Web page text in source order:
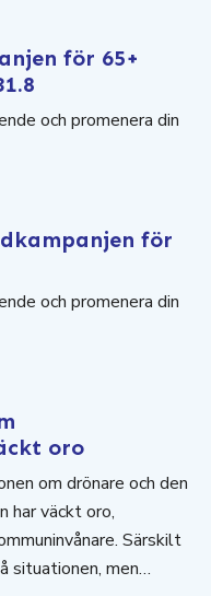
för 65+
och promenera din
för
och promenera din
oro
om drönare och den
har väckt oro,
Särskilt
situationen, men…